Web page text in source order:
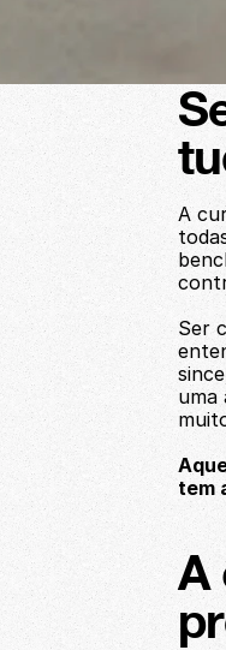
A
Ser
uma
tem
A